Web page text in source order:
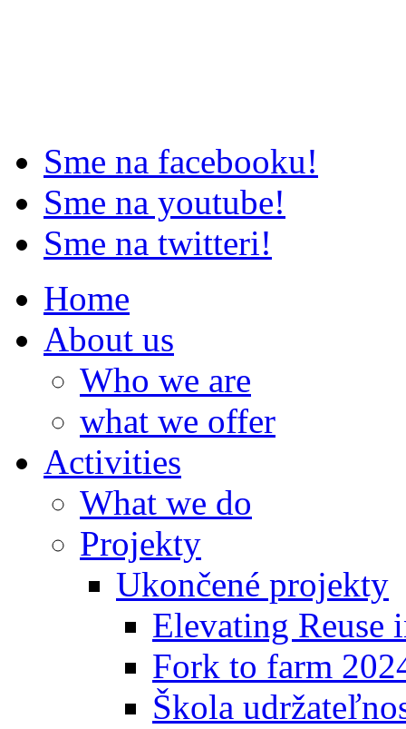
Sme na facebooku!
Sme na youtube!
Sme na twitteri!
Home
About us
Who we are
what we offer
Activities
What we do
Projekty
Ukončené projekty
Elevating Reuse
Fork to farm
Škola